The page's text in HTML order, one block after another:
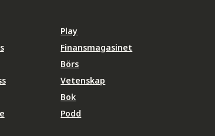
Play
Finansmagasinet
Börs
Vetenskap
Bok
Podd